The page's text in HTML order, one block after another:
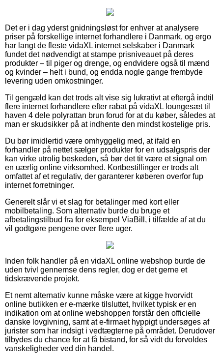
Det er i dag yderst gnidningsløst for enhver at analysere
priser på forskellige internet forhandlere i Danmark, og ergo
har langt de fleste vidaXL internet selskaber i Danmark
fundet det nødvendigt at stampe prisniveauet på deres
produkter – til piger og drenge, og endvidere også til mænd
og kvinder – helt i bund, og endda nogle gange frembyde
levering uden omkostninger.
Til gengæld kan det trods alt vise sig lukrativt at eftergå indtil
flere internet forhandlere efter rabat på vidaXL loungesæt til
haven 4 dele polyrattan brun forud for at du køber, således at
man er skudsikker på at indhente den mindst kostelige pris.
Du bør imidlertid være omhyggelig med, at ifald en
forhandler på nettet sælger produkter for en udsalgspris der
kan virke utrolig beskeden, så bør det tit være et signal om
en uærlig online virksomhed. Kortbestillinger er trods alt
omfattet af et regulativ, der garanterer køberen overfor fup
internet forretninger.
Generelt slår vi et slag for betalinger med kort eller
mobilbetaling. Som alternativ burde du bruge et
afbetalingstilbud fra for eksempel ViaBill, i tilfælde af at du
vil godtgøre pengene over flere uger.
Inden folk handler på en vidaXL online webshop burde de
uden tvivl gennemse dens regler, dog er det gerne et
tidskrævende projekt.
Et nemt alternativ kunne måske være at kigge hvorvidt
online butikken er e-mærke tilsluttet, hvilket typisk er en
indikation om at online webshoppen forstår den officielle
danske lovgivning, samt at e-firmaet hyppigt undersøges af
jurister som har indsigt i vedtægterne på området. Derudover
tilbydes du chance for at få bistand, for så vidt du forvoldes
vanskeligheder ved din handel.